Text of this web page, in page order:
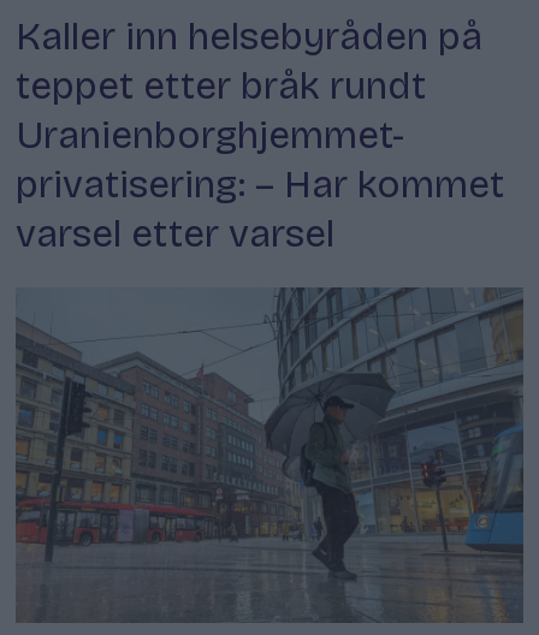
Kaller inn helsebyråden på
teppet etter bråk rundt
Uranienborghjemmet-
privatisering: – Har kommet
varsel etter varsel